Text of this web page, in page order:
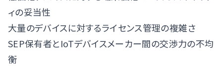
ィの妥当性
大量のデバイスに対するライセンス管理の複雑さ
SEP保有者とIoTデバイスメーカー間の交渉力の不均
衡